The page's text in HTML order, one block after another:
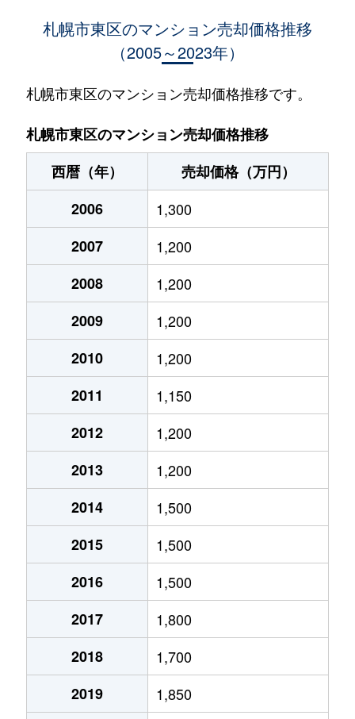
3,700万円 東区役所前
北６条東
3,400万円 東区役所前
北７条東
4,900万円 札幌(ＪＲ)
北７条東
3,500万円 東区役所前
北８条東
1,200万円
北８条東
1,400万円
北８条東
390万円
北８条東
390万円
北８条東
300万円
北８条東
3,000万円
北８条東
2,600万円
北９条東
3,400万円
北１０条東
1,800万円
北１０条東
1,900万円
北１２条東
1,800万円
北１２条東
2,700万円
北１２条東
2,300万円
北１３条東
3,800万円
札幌市東区のマンション売却価格推移
（2005～2023年）
札幌市東区のマンション売却価格推移です。
札幌市東区のマンション売却価格推移
西暦（年）
売却価格（万円）
2006
1,300
2007
1,200
2008
1,200
2009
1,200
2010
1,200
2011
1,150
2012
1,200
2013
1,200
2014
1,500
2015
1,500
2016
1,500
2017
1,800
2018
1,700
2019
1,850